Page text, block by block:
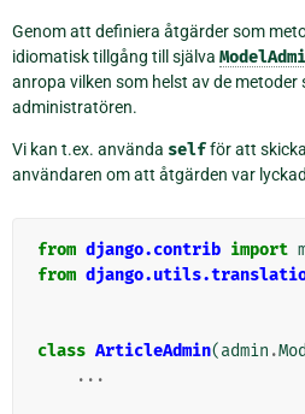
Genom att definiera åtgärder som
idiomatisk tillgång till själva
anropa vilken som helst av de
administratören.
Vi kan t.ex. använda selfför att
användaren om att åtgärden var
from django.contrib import
from
class ArticleAdmin(admin .
...